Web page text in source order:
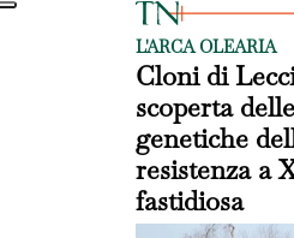
L'ARCA OLEARIA
Cloni di
scoperta
genetiche
resistenza a
fastidiosa